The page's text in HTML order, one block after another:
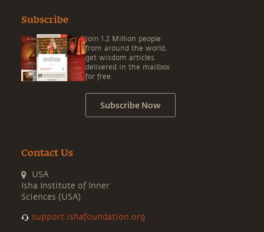
Subscribe
Join 1.2 Million people
from around the world,
get wisdom articles
delivered in the mailbox
for free.
Subscribe Now
Contact Us
USA
Isha Institute of Inner
Sciences (USA)
support.ishafoundation.org